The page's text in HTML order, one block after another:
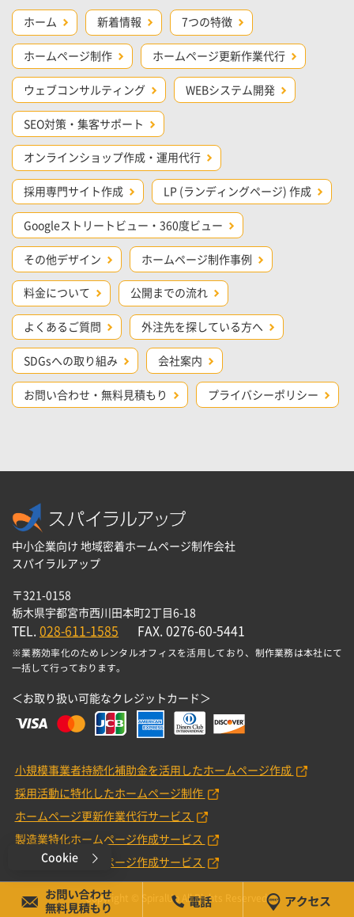
ホーム 新着情報 7つの特徴
ホームページ制作 ホームページ更新作業代行
ウェブコンサルティング WEBシステム開発
SEO対策・集客サポート
オンラインショップ作成・運用代行
採用専門サイト作成 LP (ランディングページ) 作成
Googleストリートビュー・360度ビュー
その他デザイン ホームページ制作事例
料金について 公開までの流れ
よくあるご質問 外注先を探している方へ
SDGsへの取り組み 会社案内
お問い合わせ・無料見積もり プライバシーポリシー
中小企業向け 地域密着ホームページ制作会社
スパイラルアップ
〒321-0158
栃木県宇都宮市西川田本町2丁目6-18
TEL.028-611-1585 FAX. 0276-60-5441
※業務効率化のためレンタルオフィスを活用しており、制作業務は本社にて
一括して行っております。
＜お取り扱い可能なクレジットカード＞
小規模事業者持続化補助金を活用したホームページ作成
採用活動に特化したホームページ制作
ホームページ更新作業代行サービス
製造業特化ホームページ作成サービス
工務店特化ホームページ作成サービス
Copyright © SpiralUp All Rights Reserved.
Cookie